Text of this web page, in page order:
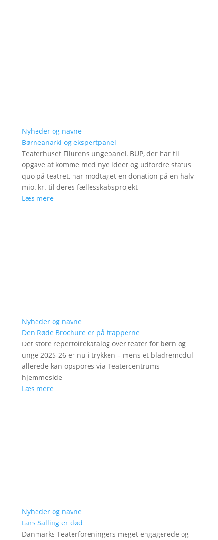
Nyheder og navne
Børneanarki og ekspertpanel
Teaterhuset Filurens ungepanel, BUP, der har til
opgave at komme med nye ideer og udfordre status
quo på teatret, har modtaget en donation på en halv
mio. kr. til deres fællesskabsprojekt
Læs mere
Nyheder og navne
Den Røde Brochure er på trapperne
Det store repertoirekatalog over teater for børn og
unge 2025-26 er nu i trykken – mens et bladremodul
allerede kan opspores via Teatercentrums
hjemmeside
Læs mere
Nyheder og navne
Lars Salling er død
Danmarks Teaterforeningers meget engagerede og